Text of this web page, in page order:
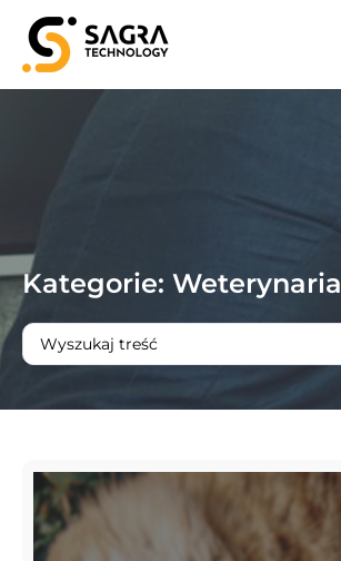
Kategorie: Weterynaria